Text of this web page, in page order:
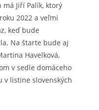
Jiří Palík, ktorý
2022 a veľmi
keď bude
Na štarte bude aj
Havelková,
v sedle domáceho
v listine slovenských